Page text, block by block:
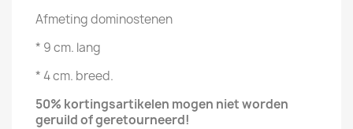
Afmeting dominostenen
* 9 cm. lang
* 4 cm. breed.
50% kortingsartikelen mogen nietworden
geruild ofgeretourneerd!